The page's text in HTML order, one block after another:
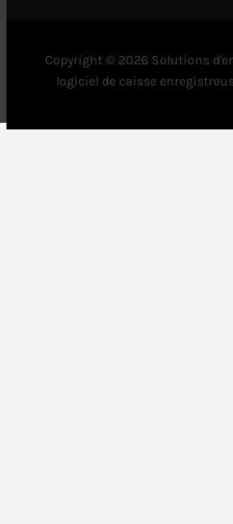
Copyright © 2026 Solutions
logiciel de caisse